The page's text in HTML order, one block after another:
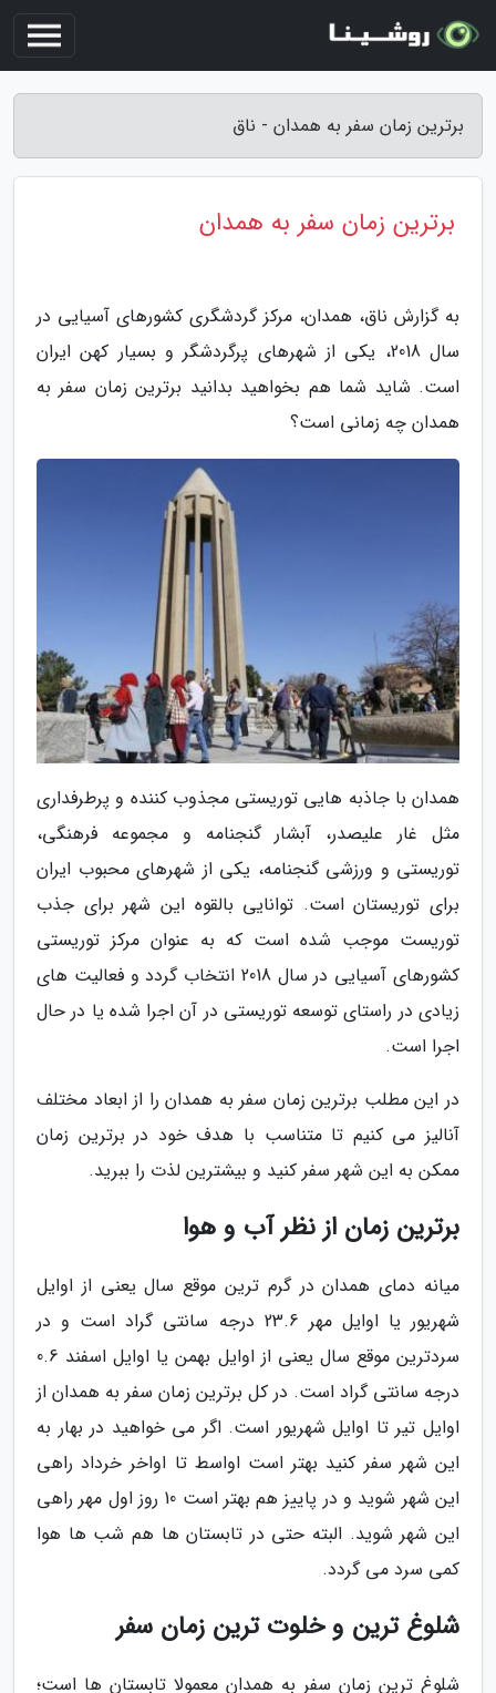
برترین زمان سفر به همدان - ناق
برترین زمان سفر به همدان
به گزارش ناق، همدان، مرکز گردشگری کشورهای آسیایی در
سال 2018، یکی از شهرهای پرگردشگر و بسیار کهن ایران
است. شاید شما هم بخواهید بدانید برترین زمان سفر به
همدان چه زمانی است؟
همدان با جاذبه هایی توریستی مجذوب کننده و پرطرفداری
مثل غار علیصدر، آبشار گنجنامه و مجموعه فرهنگی،
توریستی و ورزشی گنجنامه، یکی از شهرهای محبوب ایران
برای توریستان است. توانایی بالقوه این شهر برای جذب
توریست موجب شده است که به عنوان مرکز توریستی
کشورهای آسیایی در سال 2018 انتخاب گردد و فعالیت های
زیادی در راستای توسعه توریستی در آن اجرا شده یا در حال
اجرا است.
در این مطلب برترین زمان سفر به همدان را از ابعاد مختلف
آنالیز می کنیم تا متناسب با هدف خود در برترین زمان
ممکن به این شهر سفر کنید و بیشترین لذت را ببرید.
برترین زمان از نظر آب و هوا
میانه دمای همدان در گرم ترین موقع سال یعنی از اوایل
شهریور یا اوایل مهر 23.6 درجه سانتی گراد است و در
سردترین موقع سال یعنی از اوایل بهمن یا اوایل اسفند 0.6
درجه سانتی گراد است. در کل برترین زمان سفر به همدان از
اوایل تیر تا اوایل شهریور است. اگر می خواهید در بهار به
این شهر سفر کنید بهتر است اواسط تا اواخر خرداد راهی
این شهر شوید و در پاییز هم بهتر است 10 روز اول مهر راهی
این شهر شوید. البته حتی در تابستان ها هم شب ها هوا
کمی سرد می گردد.
شلوغ ترین و خلوت ترین زمان سفر
شلوغ ترین زمان سفر به همدان معمولا تابستان ها است؛